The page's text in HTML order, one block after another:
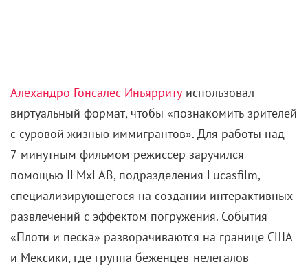
Алехандро Гонсалес Иньярриту использовал
виртуальный формат, чтобы «познакомить зрителей
с суровой жизнью иммигрантов». Для работы над
7-минутным фильмом режиссер заручился
помощью ILMxLAB, подразделения Lucasfilm,
специализирующегося на создании интерактивных
развлечений с эффектом погружения. События
«Плоти и песка» разворачиваются на границе США
и Мексики, где группа беженцев-нелегалов